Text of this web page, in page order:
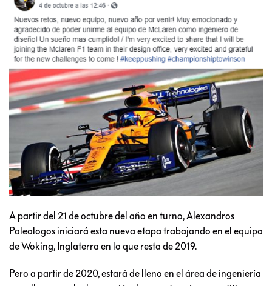
A partir del 21 de octubre del año en turno, Alexandros
Paleologos iniciará esta nueva etapa trabajando en el equipo
de Woking, Inglaterra en lo que resta de 2019.
Pero a partir de 2020, estará de lleno en el área de ingeniería